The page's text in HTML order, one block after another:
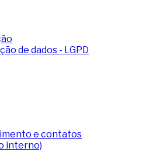
de dados - LGPD
e contatos
interno)